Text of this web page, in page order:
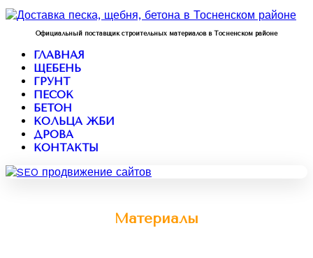
Официальный поставщик строительных материалов в Тосненском районе
ГЛАВНАЯ
ЩЕБЕНЬ
ГРУНТ
ПЕСОК
БЕТОН
КОЛЬЦА ЖБИ
ДРОВА
КОНТАКТЫ
Материалы